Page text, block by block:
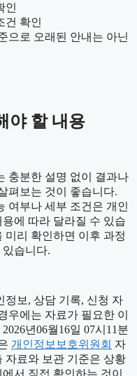
인
건 확인
으로 오래된 안내는 아닌
야 할 내용
충분한 설명 없이 결과나
펴보는 것이 좋습니다.
여부나 세부 조건은 개인
에 따라 달라질 수 있습
미리 확인하면 이후 과정
습니다.
정보, 상담 기록, 신청 자
우에는 자료가 필요한 이
년06월16일 07시11분
개인정보보호위원회 자
자료와 보관 기준은 상황